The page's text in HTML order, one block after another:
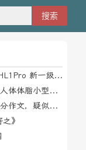
WAHIN 华凌 KFR-35GW/N8HL1Pro 新一级能效 壁挂式空调 1.5匹
电子称体重秤家用精准的充电人体体脂小型称重支持HUAWEI HiLink
网传的《东风的一生》高考满分作文，疑似自媒体或其他渠道炒作
》